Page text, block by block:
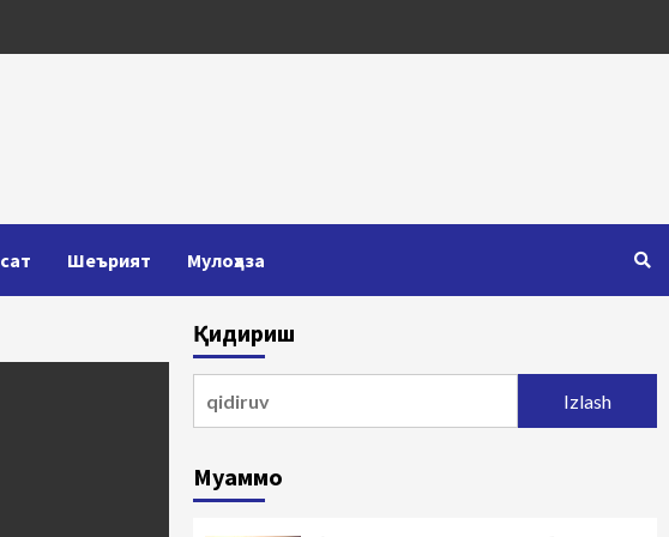
Шеърият Мулоҳаза
Қидириш
Муаммо